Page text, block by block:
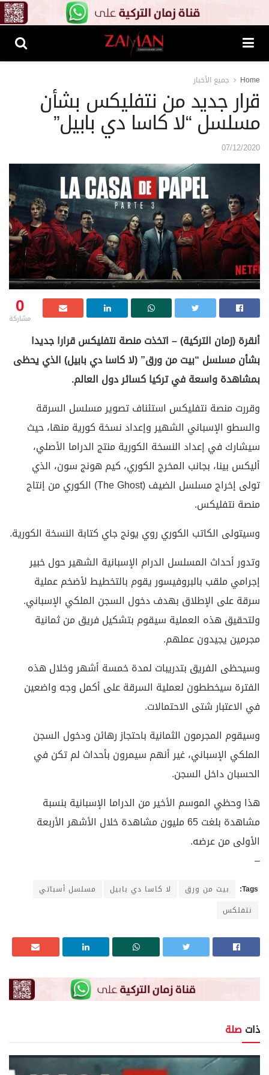
Home جميع الأخبار
قرار جديد من نتفليكس بشأن
مسلسل “لا كاسا دي بابيل”
07/12/2020
0
مشاركة
أنقرة (زمان التركية) – اتخذت منصة نتفليكس قرارا جديدا
بشأن مسلسل “بيت من ورق” (لا كاسا دي بابيل) الذي يحظى
بمشاهدة واسعة في تركيا كسائر دول العالم.
وقررت منصة نتفليكس استئناف تصوير مسلسل السرقة
والسطو الإسباني الشهير وإعداد نسخة كورية منها، حيث
سيشارك في إعداد النسخة الكورية منتج الدراما الأصلي،
أليكس بينا، بجانب المخرج الكوري، كيم هونج سون، الذي
تولى إخراج مسلسل الضيف (The Ghost) الكوري من إنتاج
منصة نتفليكس.
وسيتولى الكاتب الكوري روي يونج جاي كتابة النسخة الكورية.
وتدور أحداث المسلسل الدرام الإسبانية الشهير حول خبير
إجرامي ملقب بالبروفيسور يقوم بالتخطيط لأضخم عملية
سرقة على الإطلاق بهدف دخول السجن الملكي الإسباني.
ولتحقيق هذه العملية سيقوم بتشكيل فريق من ثمانية
مجرمين يجيدون عملهم.
وسيحظى الفريق بتدريبات لمدة خمسة أشهر وخلال هذه
الفترة سيخططون لعملية السرقة على أكمل وجه واضعين
في الاعتبار شتى الاحتمالات.
وسيقوم المجرمون الثمانية باحتجاز رهائن ودخول السجن
الملكي الإسباني، غير أنهم سيمرون بأحداث لم تكن في
الحسبان داخل السجن.
هذا وحظي الموسم الأخير من الدراما الإسبانية بنسبة
مشاهدة بلغت 65 مليون مشاهدة خلال الأشهر الأربعة
الأولى من عرضه.
–
Tags: بيت من ورق لا كاسا دي بابيل
مسلسل أسباتي
نتفلكس
ذات صلة